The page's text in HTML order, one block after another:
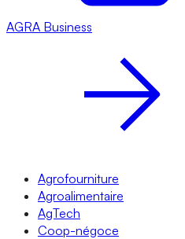
AGRA Business
Agrofourniture
Agroalimentaire
AgTech
Coop-négoce